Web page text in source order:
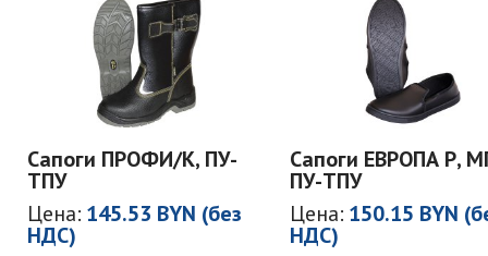
Сапоги ПРОФИ/К, ПУ-
ТПУ
Цена: 145.53 BYN (без
НДС)
Сапоги ЕВРОПА Р,
ПУ-ТПУ
Цена: 150.15 BYN
НДС)